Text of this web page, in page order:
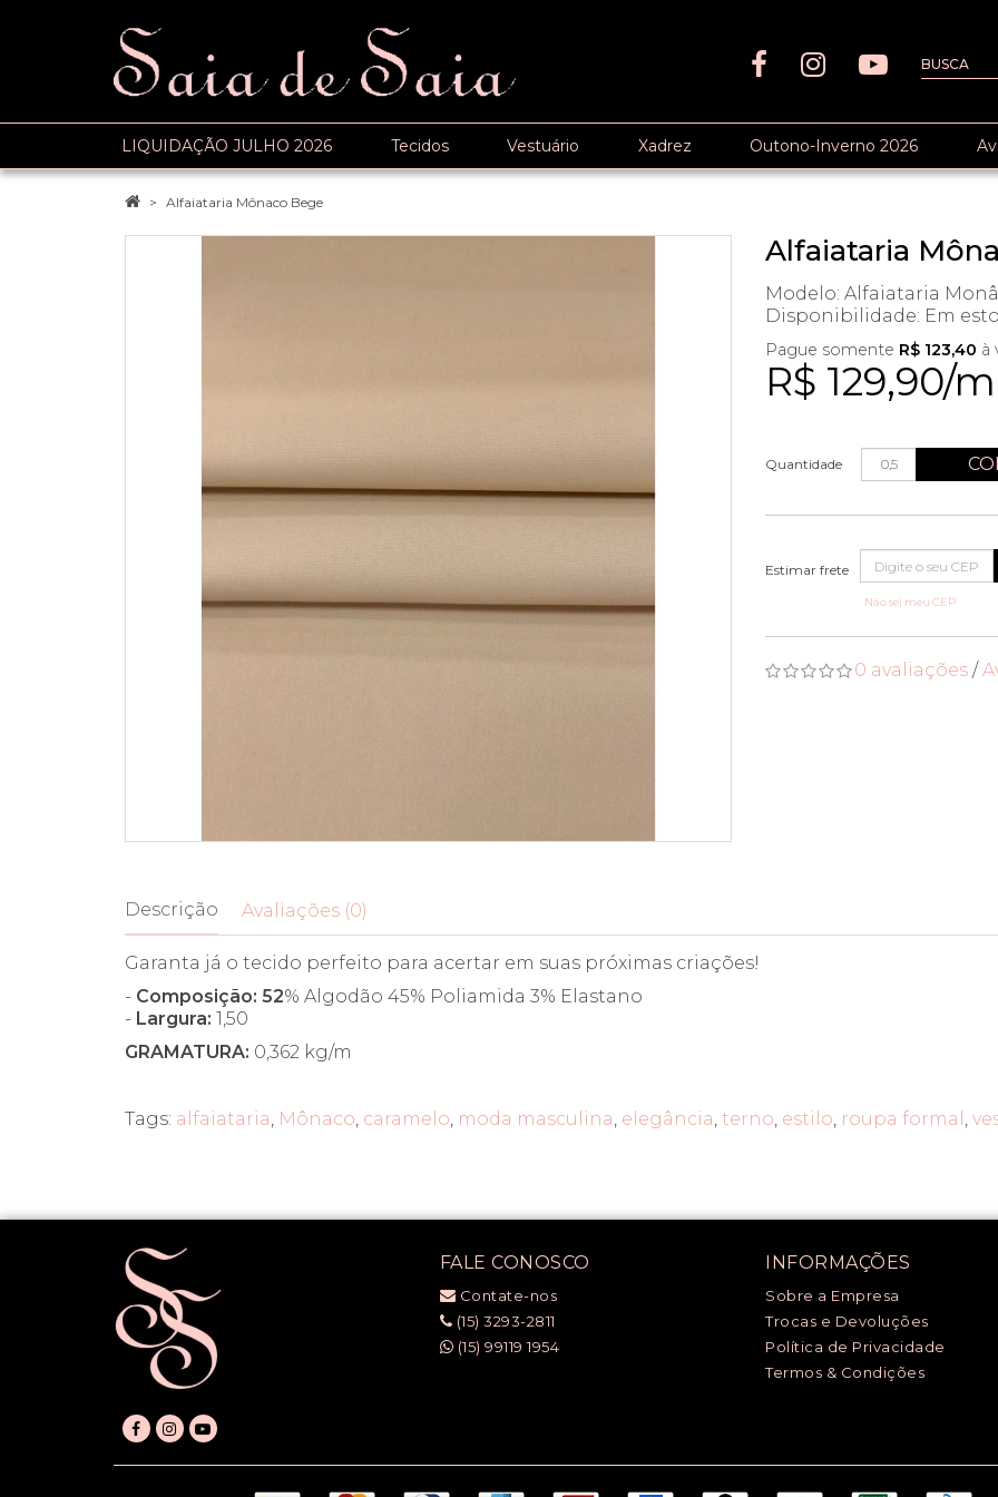
LIQUIDAÇÃO JULHO 2026 Tecidos Vestuário Xadrez Outono-Inverno 2026
Alfaiataria Mônaco Bege
Alfaiataria
Modelo: Alfaiataria
Disponibilidade: Em
R$ 129,90/m
Pague somente R$ 123,40 à
Quantidade
Não sei meu CEP
0 avaliações /
Descrição Avaliações (0)
Garanta já o tecido perfeito para acertar em suas próximas criações!
- Composição: 52% Algodão 45% Poliamida 3% Elastano
- Largura: 1,50
GRAMATURA: 0,362 kg/m
Tags: alfaiataria, Mônaco, caramelo, moda masculina, elegância, terno, estilo, roupa formal ,
FALE CONOSCO
Contate-nos
(15) 3293-2811
(15) 99119 1954
INFORMAÇÕES
Sobre a Empresa
Trocas e Devoluções
Política de Privacidade
Termos & Condições